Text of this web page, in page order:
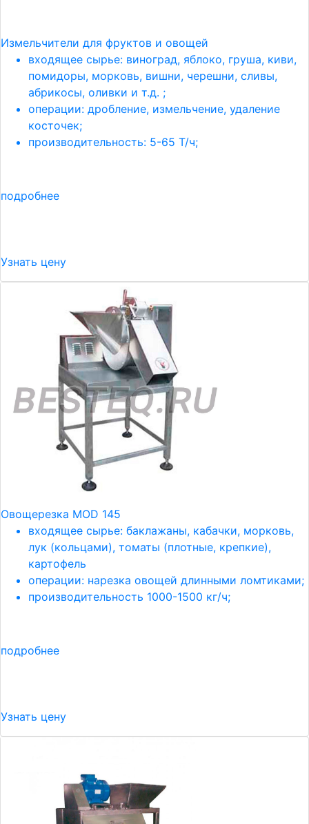
Измельчители для фруктов и овощей
входящее сырье: виноград, яблоко, груша, киви,
помидоры, морковь, вишни, черешни, сливы,
абрикосы, оливки и т.д. ;
операции: дробление, измельчение, удаление
косточек;
производительность: 5-65 Т/ч;
подробнее
Узнать цену
Овощерезка MOD 145
входящее сырье: баклажаны, кабачки, морковь,
лук (кольцами), томаты (плотные, крепкие),
картофель
операции: нарезка овощей длинными ломтиками;
производительность 1000-1500 кг/ч;
подробнее
Узнать цену